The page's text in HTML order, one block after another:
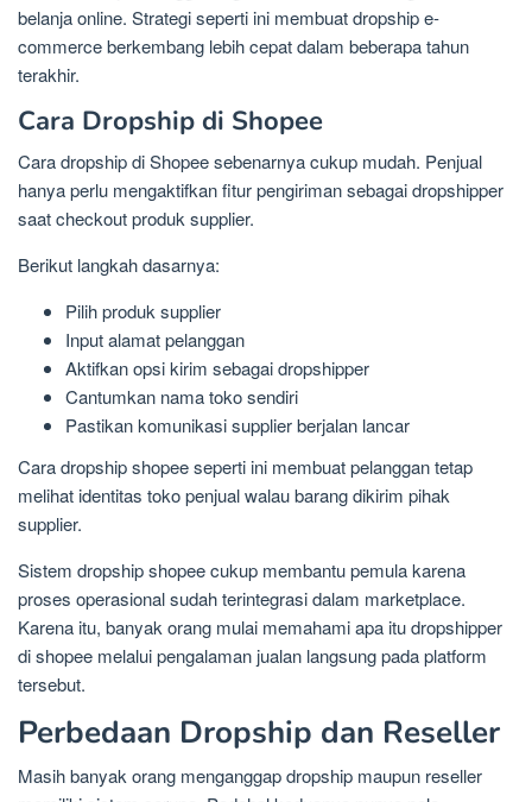
belanja online. Strategi seperti ini membuat dropship e-
commerce berkembang lebih cepat dalam beberapa tahun
terakhir.
Cara Dropship di Shopee
Cara dropship di Shopee sebenarnya cukup mudah. Penjual
hanya perlu mengaktifkan fitur pengiriman sebagai dropshipper
saat checkout produk supplier.
Berikut langkah dasarnya:
Pilih produk supplier
Input alamat pelanggan
Aktifkan opsi kirim sebagai dropshipper
Cantumkan nama toko sendiri
Pastikan komunikasi supplier berjalan lancar
Cara dropship shopee seperti ini membuat pelanggan tetap
melihat identitas toko penjual walau barang dikirim pihak
supplier.
Sistem dropship shopee cukup membantu pemula karena
proses operasional sudah terintegrasi dalam marketplace.
Karena itu, banyak orang mulai memahami apa itu dropshipper
di shopee melalui pengalaman jualan langsung pada platform
tersebut.
Perbedaan Dropship dan Reseller
Masih banyak orang menganggap dropship maupun reseller